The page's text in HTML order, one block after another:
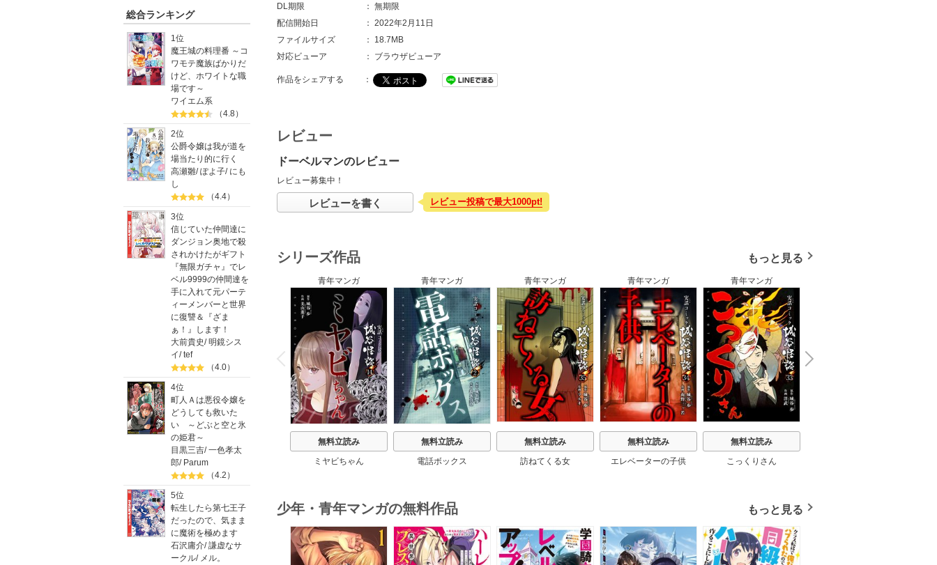
総合ランキング
1位
魔王城の料理番 ～コ
ワモテ魔族ばかりだ
けど、ホワイトな職
場です～
ワイエム系
（4.8）
2位
公爵令嬢は我が道を
場当たり的に行く
高瀬雛/ぽよ子/ にも
し
（4.4）
3位
信じていた仲間達に
ダンジョン奥地で殺
されかけたがギフト
『無限ガチャ』でレ
ベル9999の仲間達を
手に入れて元パーテ
ィーメンバーと世界
に復讐＆『ざま
ぁ！』します！
大前貴史/明鏡シス
イ/tef
（4.0）
4位
町人Ａは悪役令嬢を
どうしても救いた
い ～どぶと空と氷
の姫君～
目黒三吉/一色孝太
郎/ Parum
（4.2）
5位
転生したら第七王子
だったので、気まま
に魔術を極めます
石沢庸介/謙虚なサ
ークル/ メル。
DL期限
： 無期限
配信開始日
： 2022年2月11日
ファイルサイズ
：
18.7MB
対応ビューア
： ブラウザビューア
作品をシェアする ：
レビュー
ドーベルマンのレビュー
レビュー募集中！
レビューを書く レビュー投稿で最大1000pt!
シリーズ作品 もっと見る
P
r
e
v
i
o
u
s
青年マンガ
無料立読み
ミヤビちゃん
青年マンガ
無料立読み
電話ボックス
青年マンガ
無料立読み
訪ねてくる女
青年マンガ
無料立読み
エレベーターの子供
青年マンガ
無料立読み
こっくりさん
N
e
x
t
少年・青年マンガの無料作品 もっと見る